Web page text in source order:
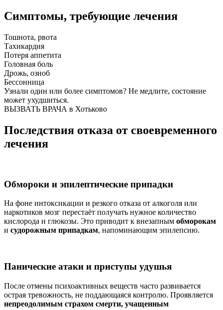
Симптомы, требующие лечения
Тошнота, рвота
Тахикардия
Потеря аппетита
Головная боль
Дрожь, озноб
Бессонница
Узнали один или более симптомов? Не медлите, состояние
может ухудшиться.
ВЫЗВАТЬ ВРАЧА в Хотьково
Последствия отказа от своевременного
лечения
Обмороки и эпилептические припадки
На фоне интоксикации и резкого отказа от алкоголя или
наркотиков мозг перестаёт получать нужное количество
кислорода и глюкозы. Это приводит к внезапным обморокам
и судорожным припадкам, напоминающим эпилепсию.
Панические атаки и приступы удушья
После отмены психоактивных веществ часто развивается
острая тревожность, не поддающаяся контролю. Проявляется
непреодолимым страхом смерти, учащенным